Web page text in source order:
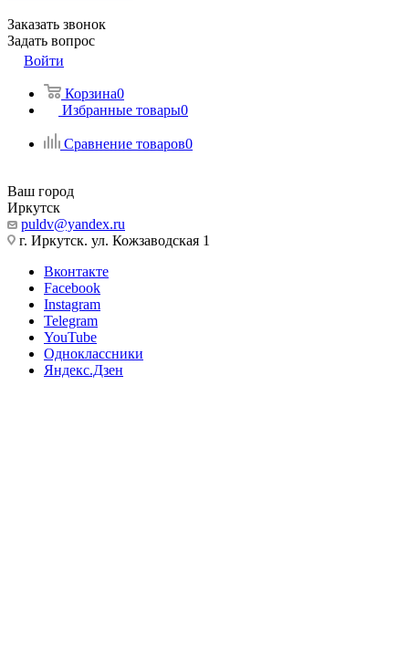
Заказать звонок
Задать вопрос
Войти
Корзина0
Избранные товары0
Сравнение товаров0
Ваш город
Иркутск
puldv@yandex.ru
г. Иркутск. ул. Кожзаводская 1
Вконтакте
Facebook
Instagram
Telegram
YouTube
Одноклассники
Яндекс.Дзен